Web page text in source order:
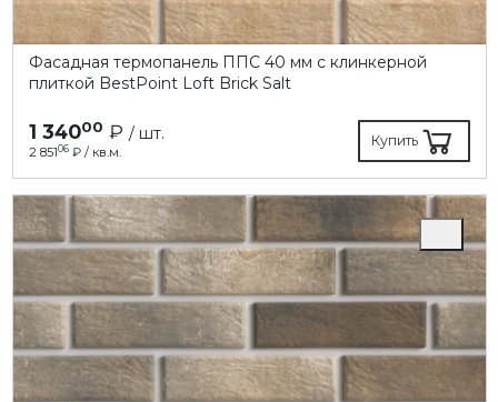
Фасадная термопанель ППC 40 мм с клинкерной
плиткой BestPoint Loft Brick Salt
1 34000 ₽ / шт.
2 85106₽ / кв.м.
Купить